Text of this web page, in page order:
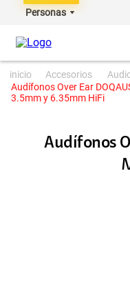
Personas
accesorios
Audífonos Over Ear
3.5mm y 6.35mm HiFi
Audífonos